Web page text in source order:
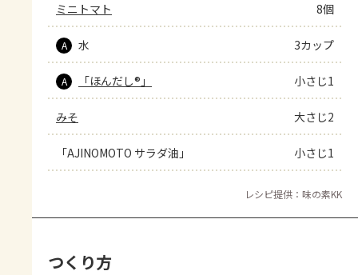
ミニトマト 8個
A 水 3カップ
A 「ほんだし®」 小さじ1
みそ 大さじ2
「AJINOMOTO サラダ油」 小さじ1
レシピ提供：味の素KK
つくり方